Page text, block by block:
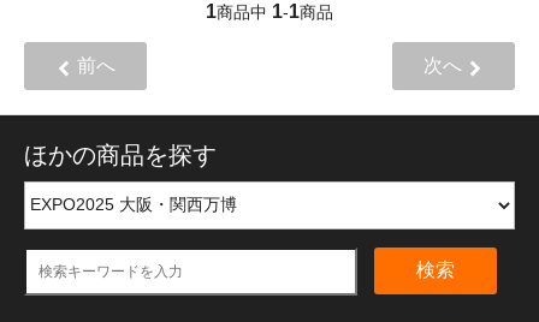
1商品中 1-1商品
前へ 次へ
ほかの商品を探す
検索